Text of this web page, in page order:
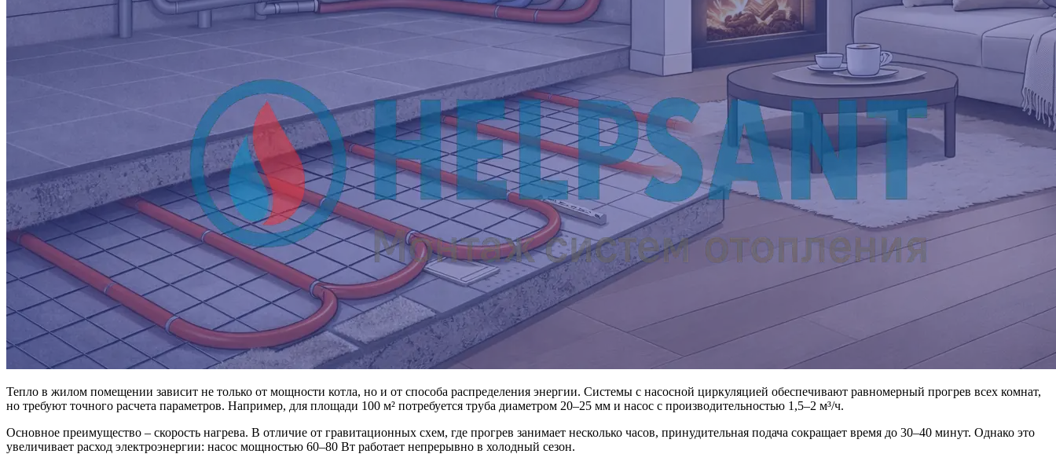
Тепло в жилом помещении зависит не только от мощности котла, но и от способа распределения энергии. Системы с насосной циркуляцией обеспечивают равномерный прогрев всех комнат,
но требуют точного расчета параметров. Например, для площади 100 м² потребуется труба диаметром 20–25 мм и насос с производительностью 1,5–2 м³/ч.
Основное преимущество – скорость нагрева. В отличие от гравитационных схем, где прогрев занимает несколько часов, принудительная подача сокращает время до 30–40 минут. Однако это
увеличивает расход электроэнергии: насос мощностью 60–80 Вт работает непрерывно в холодный сезон.